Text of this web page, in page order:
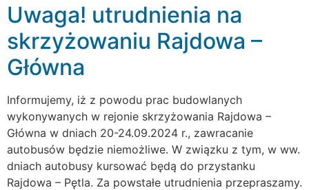
Uwaga! utrudnienia na
skrzyżowaniu Rajdowa –
Główna
Informujemy, iż z powodu prac budowlanych
wykonywanych w rejonie skrzyżowania Rajdowa –
Główna w dniach 20-24.09.2024 r., zawracanie
autobusów będzie niemożliwe. W związku z tym, w ww.
dniach autobusy kursować będą do przystanku
Rajdowa – Pętla. Za powstałe utrudnienia przepraszamy.